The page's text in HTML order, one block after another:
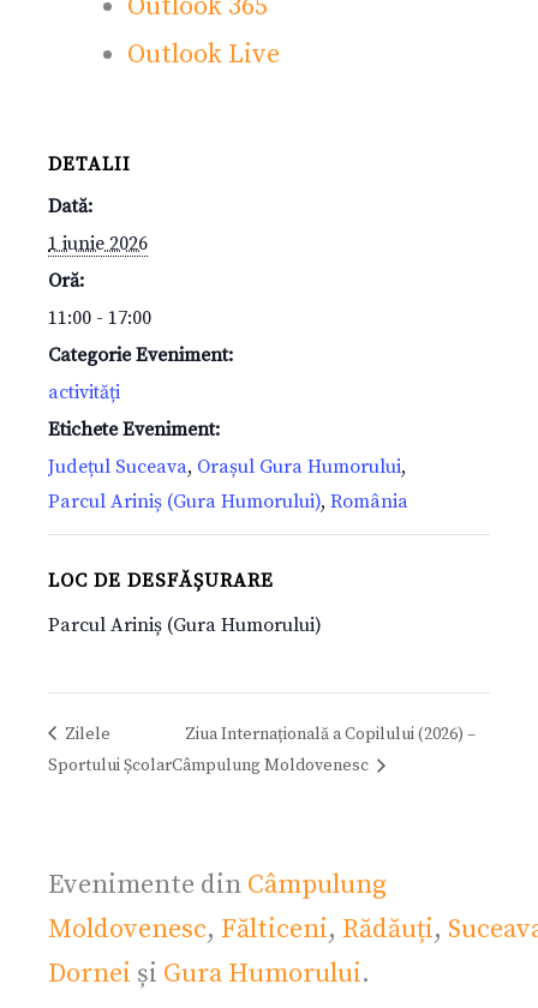
Outlook 365
Outlook Live
DETALII
Dată:
1 iunie 2026
Oră:
11:00 - 17:00
Categorie Eveniment:
activități
Etichete Eveniment:
Județul Suceava, Orașul Gura Humorului,
Parcul Ariniș (Gura Humorului), România
LOC DE DESFĂȘURARE
Parcul Ariniș (Gura Humorului)
Zilele
Sportului Școlar
Ziua Internațională a Copilului (2026) –
Câmpulung Moldovenesc
Evenimente din Câmpulung
Moldovenesc, Fălticeni, Rădăuți,
Dornei și Gura Humorului.